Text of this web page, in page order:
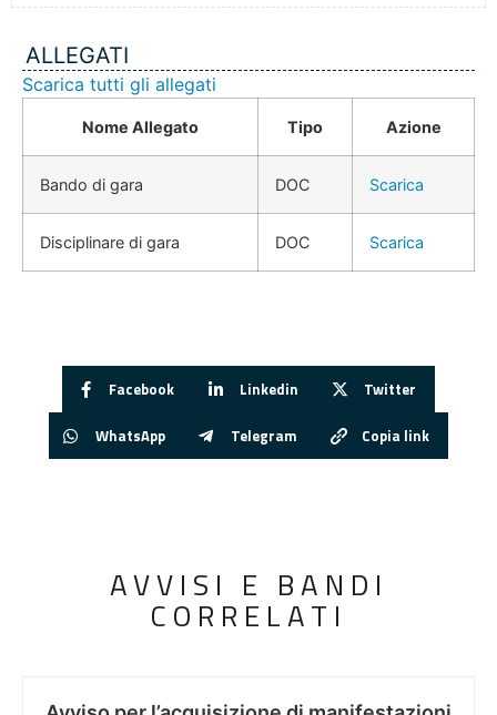
ALLEGATI
Scarica tutti gli allegati
Nome Allegato Tipo Azione
Bando di gara DOC Scarica
Disciplinare di gara DOC Scarica
Facebook Linkedin Twitter
WhatsApp Telegram Copia link
AVVISI E BANDI
CORRELATI